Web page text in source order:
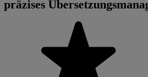
präzises